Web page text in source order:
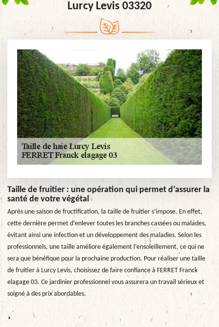
Lurcy Levis 03320
Taille de fruitier : une opération qui permet d’assurer la
santé de votre végétal
Après une saison de fructification, la taille de fruitier s’impose. En effet,
cette dernière permet d’enlever toutes les branches cassées ou malades,
évitant ainsi une infection et un développement des maladies. Selon les
professionnels, une taille améliore également l’ensoleillement, ce qui ne
sera que bénéfique pour la prochaine production. Pour réaliser une taille
de fruitier à Lurcy Levis, choisissez de faire confiance à FERRET Franck
elagage 03. Ce jardinier professionnel vous assurera un travail sérieux et
soigné à des prix abordables.